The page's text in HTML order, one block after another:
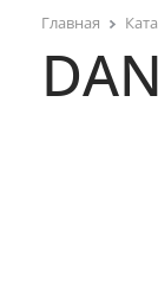
Главная